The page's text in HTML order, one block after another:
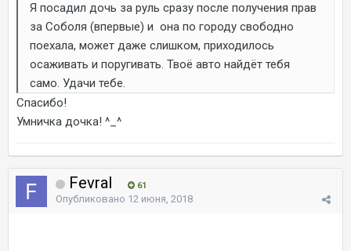
Я посадил дочь за руль сразу после получения прав
за Соболя (впервые) и она по городу свободно
поехала, может даже слишком, приходилось
осаживать и поругивать. Твоё авто найдёт тебя
само. Удачи тебе.
Спасибо!
Умничка дочка! ^_^
Fevral 61
Опубликовано 12 июня, 2018